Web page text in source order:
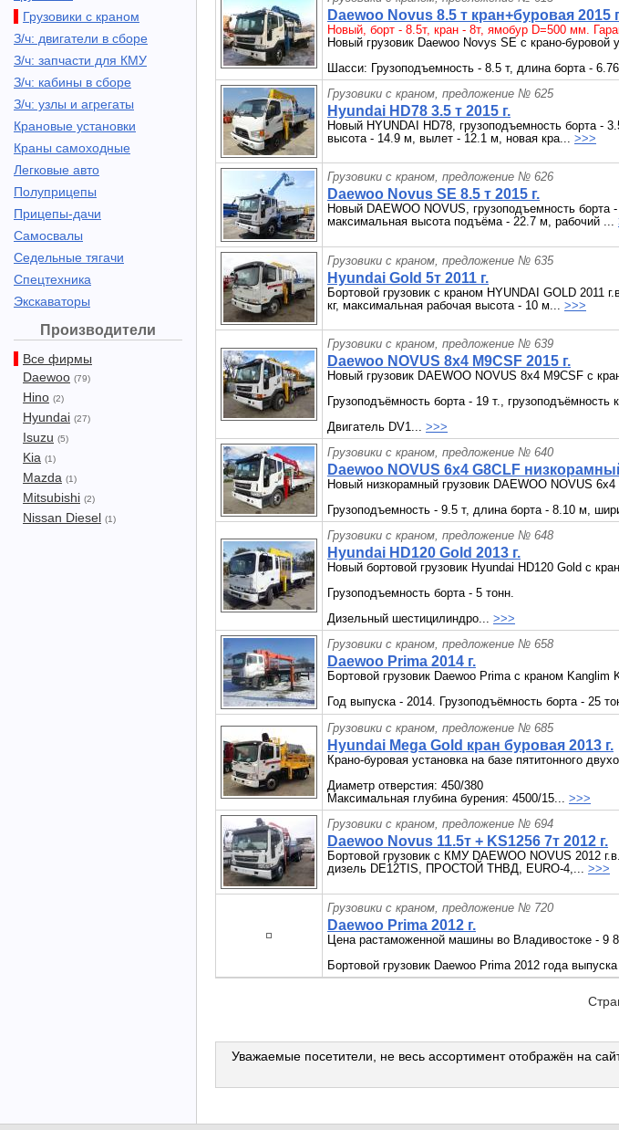
Грузовики с краном
З/ч: двигатели в сборе
З/ч: запчасти для КМУ
З/ч: кабины в сборе
З/ч: узлы и агрегаты
Крановые установки
Краны самоходные
Легковые авто
Полуприцепы
Прицепы-дачи
Самосвалы
Седельные тягачи
Спецтехника
Экскаваторы
Производители
Все фирмы
Daewoo (79)
Hino (2)
Hyundai (27)
Isuzu (5)
Kia (1)
Mazda (1)
Mitsubishi (2)
Nissan Diesel (1)
Daewoo Novus 8.5 т кран+буровая 2015
Новый, борт - 8.5т, кран - 8т, ямобур D=500 мм.
Новый грузовик Daewoo Novys SE c крано-буровой
Шасси: Грузоподъемность - 8.5 т, длина борта -
Грузовики с краном, предложение № 625
Hyundai HD78 3.5 т 2015 г.
Новый HYUNDAI HD78, грузоподъемность борта -
высота - 14.9 м, вылет - 12.1 м, новая кра... >>>
Грузовики с краном, предложение № 626
Daewoo Novus SE 8.5 т 2015 г.
Новый DAEWOO NOVUS, грузоподъемность
максимальная высота подъёма - 22.7 м, рабочий ...
Грузовики с краном, предложение № 635
Hyundai Gold 5т 2011 г.
Бортовой грузовик с краном HYUNDAI GOLD 2011
кг, максимальная рабочая высота - 10 м... >>>
Грузовики с краном, предложение № 639
Daewoo NOVUS 8x4 M9CSF 2015 г.
Новый грузовик DAEWOO NOVUS 8x4 M9CSF c
Грузоподъёмность борта - 19 т., грузоподъёмность
Двигатель DV1... >>>
Грузовики с краном, предложение № 640
Daewoo NOVUS 6x4 G8CLF
Новый низкорамный грузовик DAEWOO NOVUS
Грузоподъемность - 9.5 т, длина борта - 8.10 м,
Грузовики с краном, предложение № 648
Hyundai HD120 Gold 2013 г.
Новый бортовой грузовик Hyundai HD120 Gold c
Грузоподъемность борта - 5 тонн.
Дизельный шестицилиндро... >>>
Грузовики с краном, предложение № 658
Daewoo Prima 2014 г.
Бортовой грузовик Daewoo Prima с краном Kanglim
Год выпуска - 2014. Грузоподъёмность борта - 25
Грузовики с краном, предложение № 685
Hyundai Mega Gold кран буровая 2013 г.
Крано-буровая установка на базе пятитонного
Диаметр отверстия: 450/380
Максимальная глубина бурения: 4500/15... >>>
Грузовики с краном, предложение № 694
Daewoo Novus 11.5т + KS1256 7т 2012 г.
Бортовой грузовик с КМУ DAEWOO NOVUS 2012
дизель DE12TIS, ПРОСТОЙ ТНВД, EURO-4,... >>>
Грузовики с краном, предложение № 720
Daewoo Prima 2012 г.
Цена растаможенной машины во Владивостоке - 9
Бортовой грузовик Daewoo Prima 2012 года
Уважаемые посетители, не весь ассортимент отображён на